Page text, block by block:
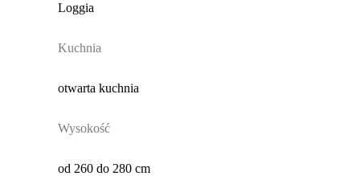
Loggia
Kuchnia
otwarta kuchnia
Wysokość
od 260 do 280 cm